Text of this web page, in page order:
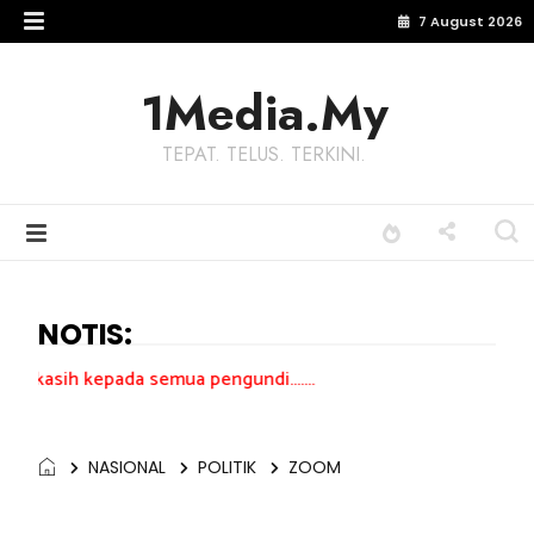
7 August 2026
1Media.My
TEPAT. TELUS. TERKINI.
NOTIS:
semua pengundi.......
NASIONAL POLITIK ZOOM